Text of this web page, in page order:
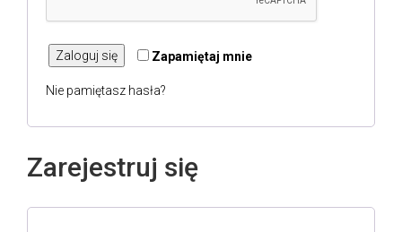
Zapamiętaj mnie
Zaloguj się
Nie pamiętasz hasła?
Zarejestruj się